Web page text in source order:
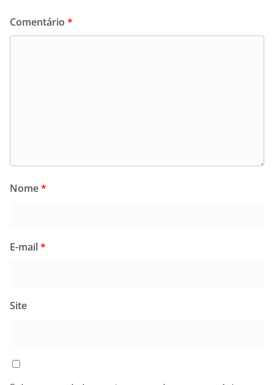
Comentário *
Nome*
E-mail*
Site